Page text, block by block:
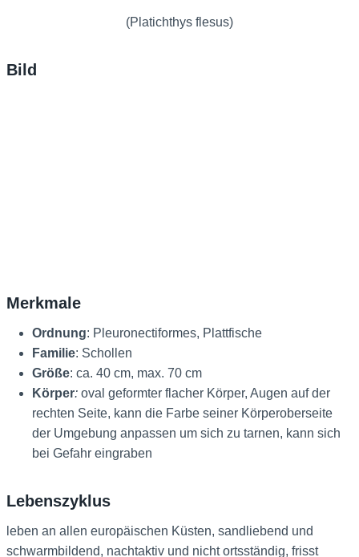
(Platichthys flesus)
Bild
Merkmale
Ordnung: Pleuronectiformes, Plattfische
Familie: Schollen
Größe: ca. 40 cm, max. 70 cm
Körper: oval geformter flacher Körper, Augen auf der
rechten Seite, kann die Farbe seiner Körperoberseite
der Umgebung anpassen um sich zu tarnen, kann sich
bei Gefahr eingraben
Lebenszyklus
leben an allen europäischen Küsten, sandliebend und
schwarmbildend, nachtaktiv und nicht ortsständig, frisst